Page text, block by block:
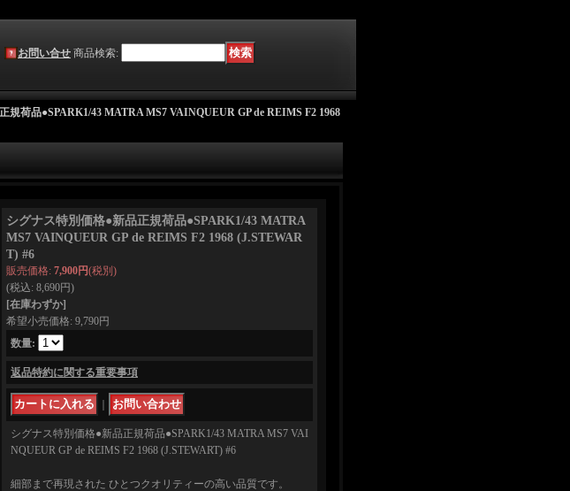
お問い合せ 商品検索:
規荷品●SPARK1/43 MATRA MS7 VAINQUEUR GP de REIMS F2 1968
シグナス特別価格●新品正規荷品●SPARK1/43 MATRA
MS7 VAINQUEUR GP de REIMS F2 1968 (J.STEWAR
T) #6
販売価格: 7,900円(税別)
(税込: 8,690円)
[在庫わずか]
希望小売価格: 9,790円
数量:
返品特約に関する重要事項
シグナス特別価格●新品正規荷品●SPARK1/43 MATRA MS7 VAI
NQUEUR GP de REIMS F2 1968 (J.STEWART) #6
細部まで再現された ひとつクオリティーの高い品質です。